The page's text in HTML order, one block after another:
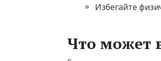
Избегайте
Что может